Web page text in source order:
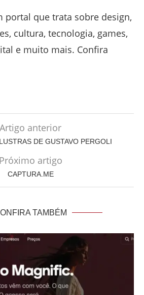
portal que trata sobre design,
cultura, tecnologia, games,
e muito mais. Confira
Artigo anterior
DE GUSTAVO PERGOLI
Próximo artigo
CAPTURA.ME
TAMBÉM